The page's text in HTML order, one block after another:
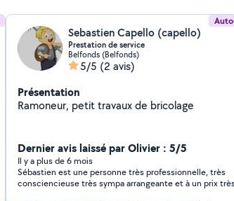
Sebastien Capello (capello)
Prestation de service
Belfonds (Belfonds)
5/5 (2 avis)
Présentation
Ramoneur, petit travaux de bricolage
Dernier avis laissé par Olivier : 5/5
Il y a plus de 6 mois
Sébastien est une personne très professionnelle, très
consciencieuse très sympa arrangeante et à un prix